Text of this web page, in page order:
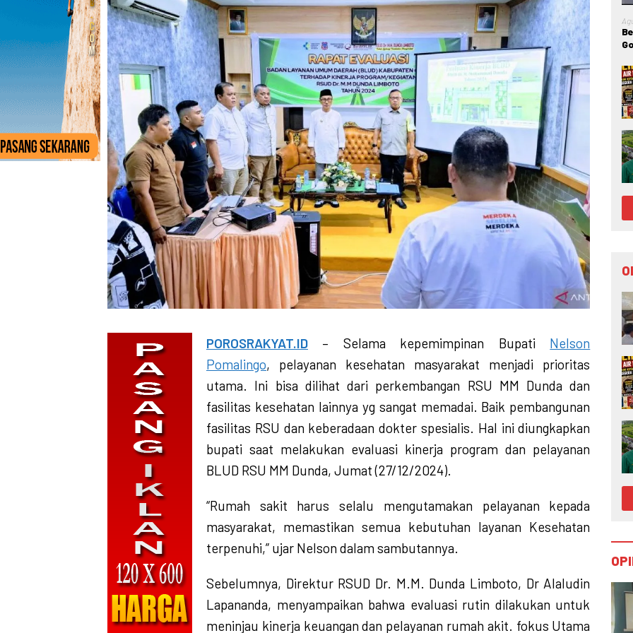
POROSRAKYAT.ID – Selama kepemimpinan Bupati Nelson
Pomalingo, pelayanan kesehatan masyarakat menjadi prioritas
utama. Ini bisa dilihat dari perkembangan RSU MM Dunda dan
fasilitas kesehatan lainnya yg sangat memadai. Baik pembangunan
fasilitas RSU dan keberadaan dokter spesialis. Hal ini diungkapkan
bupati saat melakukan evaluasi kinerja program dan pelayanan
BLUD RSU MM Dunda, Jumat (27/12/2024).
“Rumah sakit harus selalu mengutamakan pelayanan kepada
masyarakat, memastikan semua kebutuhan layanan Kesehatan
terpenuhi,” ujar Nelson dalam sambutannya.
Sebelumnya, Direktur RSUD Dr. M.M. Dunda Limboto, Dr Alaludin
Lapananda, menyampaikan bahwa evaluasi rutin dilakukan untuk
meninjau kinerja keuangan dan pelayanan rumah akit. fokus Utama